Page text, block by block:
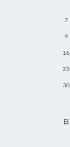
2
9
16
23
30
日